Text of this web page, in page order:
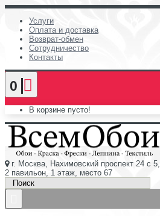
Услуги
Оплата и доставка
Возврат-обмен
Сотрудничество
Контакты
0
В корзине пусто!
г. Москва, Нахимовский проспект 24 с 5,
2 павильон, 1 этаж, место 67